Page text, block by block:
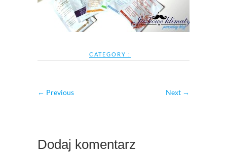
CATEGORY :
← Previous Next →
Dodaj komentarz